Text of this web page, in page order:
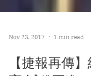
Nov 23, 2017 1 min read